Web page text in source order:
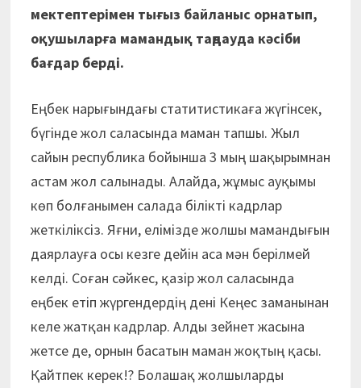
мектептерімен тығыз байланыс орнатып,
оқушыларға мамандық таңдауда кәсіби
бағдар берді.
Еңбек нарығындағы статитистикаға жүгінсек,
бүгінде жол саласында маман тапшы. Жыл
сайын республика бойынша 3 мың шақырымнан
астам жол салынады. Алайда, жұмыс ауқымы
көп болғанымен салада білікті кадрлар
жеткіліксіз. Яғни, елімізде жолшы мамандығын
даярлауға осы кезге дейін аса мән берілмей
келді. Соған сәйкес, қазір жол саласында
еңбек етіп жүргендердің дені Кеңес заманынан
келе жатқан кадрлар. Алды зейнет жасына
жетсе де, орнын басатын маман жоқтың қасы.
Қайтпек керек!? Болашақ жолшыларды